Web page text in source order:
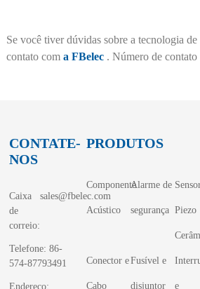
Se você tiver dúvidas sobre a tecnologia
contato com a FBelec. Número de contato
CONTATE-
NOS
Caixa
de
correio:
sales@fbelec.com
Telefone: 86-
574-87793491
Endereço:
PRODUTOS
Componente
Acústico
Alarme de
segurança Piezo
Conector e
Cabo
Fusível e
disjuntor e